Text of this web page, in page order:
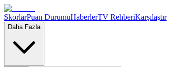
SkorlarPuan DurumuHaberlerTV RehberiKarşılaştır
Daha Fazla